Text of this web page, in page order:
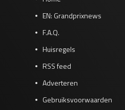
EN: Grandprixnews
F.A.Q.
Huisregels
RSS feed
Adverteren
Gebruiksvoorwaarden